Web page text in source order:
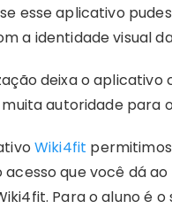
esse aplicativo
a identidade visual
deixa o
muita autoridade para
Wiki4fit
que você dá
Para o aluno é